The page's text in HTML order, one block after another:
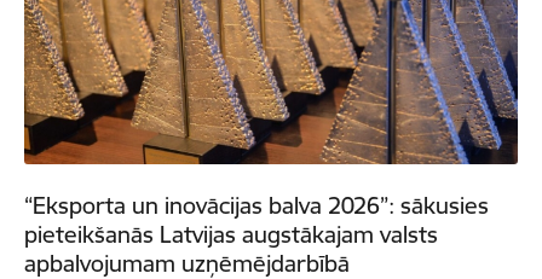
“Eksporta un inovācijas balva 2026”: sākusies
pieteikšanās Latvijas augstākajam valsts
apbalvojumam uzņēmējdarbībā